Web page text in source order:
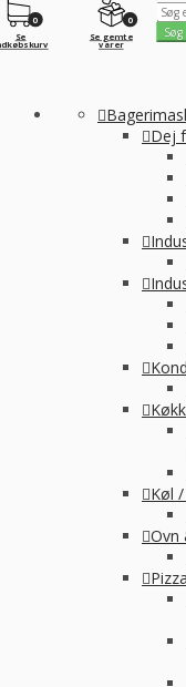
0
Se gemte
varer
0
Se
Dej
Køl
Ovn